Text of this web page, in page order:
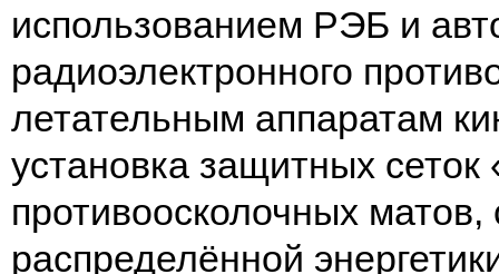
использованием РЭБ и
радиоэлектронного
летательным аппаратам
установка защитных
противоосколочных
распределённой